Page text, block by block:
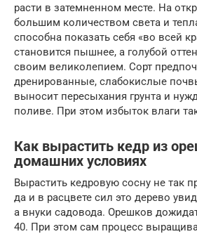
расти в затемненном месте. На
большим количеством света и
способна показать себя «во всей
становится пышнее, а голубой
своим великолепием. Сорт
дренированные, слабокислые
выносит пересыхания грунта и
поливе. При этом избыток влаги
Как вырастить кедр из
домашних условиях
Вырастить кедровую сосну не так
да и в расцвете сил это дерево
а внуки садовода. Орешков
40. При этом сам процесс